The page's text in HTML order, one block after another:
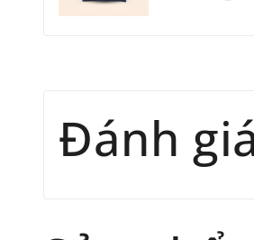
Đánh